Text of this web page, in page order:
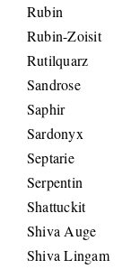
Rubin
Rubin-Zoisit
Rutilquarz
Sandrose
Saphir
Sardonyx
Septarie
Serpentin
Shattuckit
Shiva Auge
Shiva Lingam